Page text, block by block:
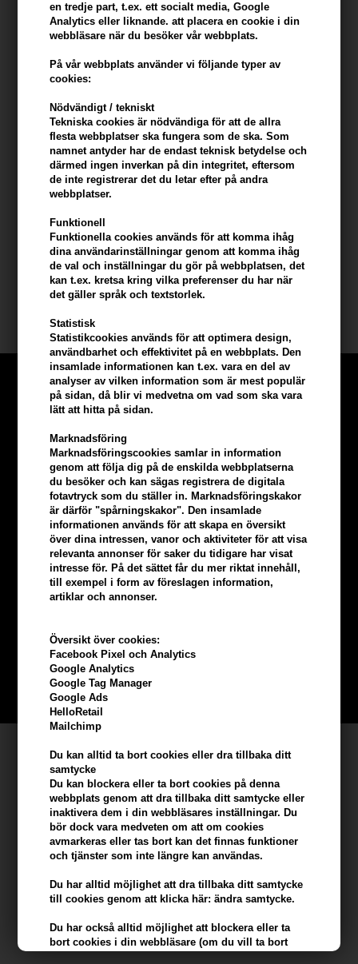
en tredje part, t.ex. ett socialt media, Google
Analytics eller liknande. att placera en cookie i din
webbläsare när du besöker vår webbplats.
På vår webbplats använder vi följande typer av
cookies:
Nödvändigt / tekniskt
Tekniska cookies är nödvändiga för att de allra
flesta webbplatser ska fungera som de ska. Som
namnet antyder har de endast teknisk betydelse och
därmed ingen inverkan på din integritet, eftersom
de inte registrerar det du letar efter på andra
webbplatser.
Funktionell
Funktionella cookies används för att komma ihåg
dina användarinställningar genom att komma ihåg
de val och inställningar du gör på webbplatsen, det
kan t.ex. kretsa kring vilka preferenser du har när
det gäller språk och textstorlek.
Statistisk
Statistikcookies används för att optimera design,
användbarhet och effektivitet på en webbplats. Den
insamlade informationen kan t.ex. vara en del av
analyser av vilken information som är mest populär
på sidan, då blir vi medvetna om vad som ska vara
lätt att hitta på sidan.
Marknadsföring
Marknadsföringscookies samlar in information
genom att följa dig på de enskilda webbplatserna
du besöker och kan sägas registrera de digitala
fotavtryck som du ställer in. Marknadsföringskakor
är därför "spårningskakor". Den insamlade
informationen används för att skapa en översikt
över dina intressen, vanor och aktiviteter för att visa
relevanta annonser för saker du tidigare har visat
intresse för. På det sättet får du mer riktat innehåll,
till exempel i form av föreslagen information,
artiklar och annonser.
Översikt över cookies:
Facebook Pixel och Analytics
Google Analytics
Google Tag Manager
Google Ads
HelloRetail
Mailchimp
Du kan alltid ta bort cookies eller dra tillbaka ditt
samtycke
Du kan blockera eller ta bort cookies på denna
webbplats genom att dra tillbaka ditt samtycke eller
inaktivera dem i din webbläsares inställningar. Du
bör dock vara medveten om att om cookies
avmarkeras eller tas bort kan det finnas funktioner
och tjänster som inte längre kan användas.
Du har alltid möjlighet att dra tillbaka ditt samtycke
till cookies genom att klicka här: ändra samtycke.
Du har också alltid möjlighet att blockera eller ta
bort cookies i din webbläsare (om du vill ta bort
Cutrin BIO+ Special Shampoo Dandruff Control Original hjälper till
att förebygga och förebygga mjäll, rodnad och klåda i hårbotten.
Egenskaper
- den aktiva ingrediensen, Piroctone Olamine, stärker och
balanserar tillståndet i hårbotten.
- tillsammans med extrakt av enbärskott ger det en ojämförlig
lösning mot mjäll
- Igenkännbar medicinsk doft.
än Active Shampoo och rekommenderas därför för regelbunden
användning.
Innehåll: 3 x 200ml
Tjäna5% bonuspå hela din
beställning
Bli en del av vår kundklubb gratis och få rabatter när du handlar
BLI EN GRATIS MEDLEM HÄR
Kundservice
Hair247
Frisenborgvej 6A
DK-7800 Skive
info@hair247.se
Kom ihåg att vi har
100% nöjdhet - 356 dagars returpolicy